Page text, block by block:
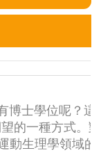
士學位呢？這
的一種方式。
動生理學領域